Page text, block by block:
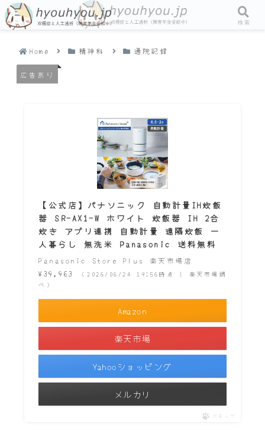
Home 精神科 通院記録
広告あり
【公式店】パナソニック 自動計量IH炊飯
器 SR-AX1-W ホワイト 炊飯器 IH 2合
炊き アプリ連携 自動計量 遠隔炊飯 一
人暮らし 無洗米 Panasonic 送料無料
Panasonic Store Plus 楽天市場店
¥39,963
（2026/06/24 19:56時点 | 楽天市場調
べ）
Amazon
楽天市場
Yahooショッピング
メルカリ
ポチップ
メニュー 検索